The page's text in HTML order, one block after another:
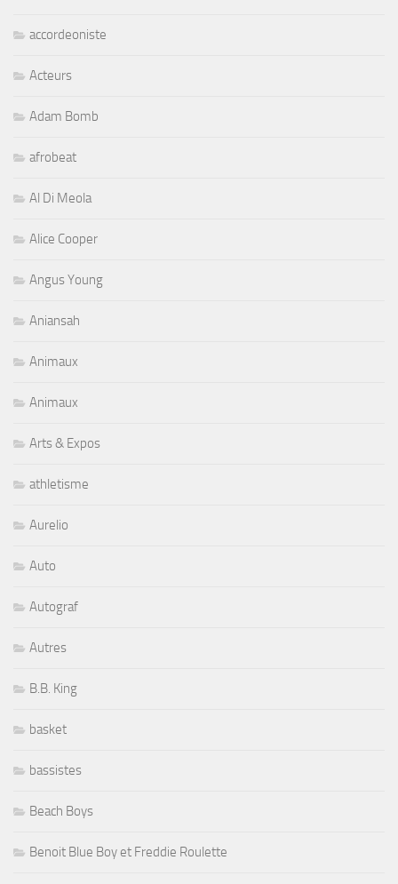
accordeoniste
Acteurs
Adam Bomb
afrobeat
Al Di Meola
Alice Cooper
Angus Young
Aniansah
Animaux
Animaux
Arts & Expos
athletisme
Aurelio
Auto
Autograf
Autres
B.B. King
basket
bassistes
Beach Boys
Benoit Blue Boy et Freddie Roulette